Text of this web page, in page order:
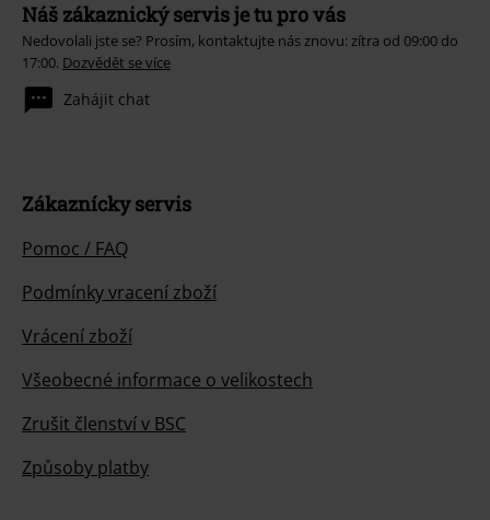
Náš zákaznický servis je tu pro vás
Nedovolali jste se? Prosím, kontaktujte nás znovu: zítra od 09:00 do
17:00. Dozvědět se více
Zahájit chat
Zákaznícky servis
Pomoc / FAQ
Podmínky vracení zboží
Vrácení zboží
Všeobecné informace o velikostech
Zrušit členství v BSC
Způsoby platby